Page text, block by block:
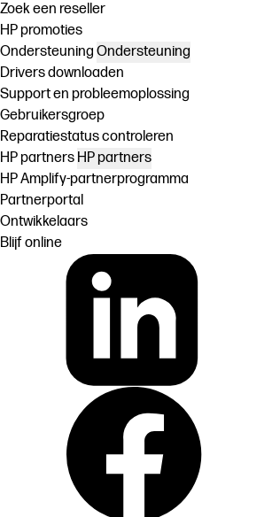
Zoek een reseller
HP promoties
Ondersteuning Ondersteuning
Drivers downloaden
Support en probleemoplossing
Gebruikersgroep
Reparatiestatus controleren
HP partners HP partners
HP Amplify-partnerprogramma
Partnerportal
Ontwikkelaars
Blijf online